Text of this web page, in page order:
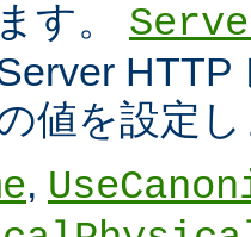
す。
値を設定
,